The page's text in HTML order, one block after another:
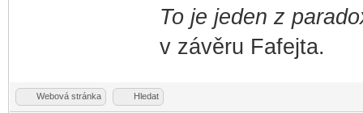
To je jeden z
v závěru Fafejta.
Webová stránka Hledat